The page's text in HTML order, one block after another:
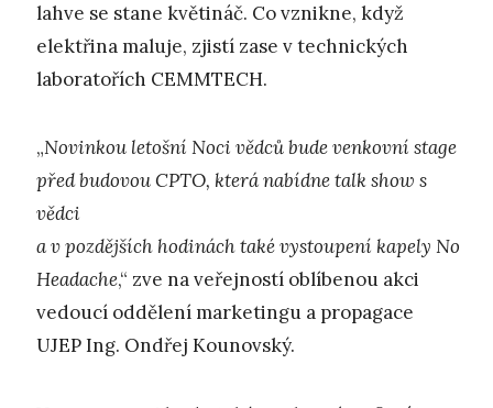
lahve se stane květináč. Co vznikne, když
elektřina maluje, zjistí zase v technických
laboratořích CEMMTECH.
„Novinkou letošní Noci vědců bude venkovní stage
před budovou CPTO, která nabídne talk show s
vědci
a v pozdějších hodinách také vystoupení kapely No
Headache,“ zve na veřejností oblíbenou akci
vedoucí oddělení marketingu a propagace
UJEP Ing. Ondřej Kounovský.